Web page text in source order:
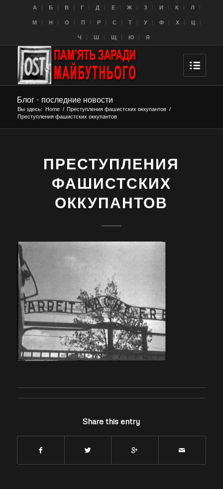
A Б В Г Д Е Ж З И К Л
M Н О П Р С Т У Ф Х Ц
Ч Ш Щ Ю Я
Блог - последние новости
Вы здесь: Home / Преступления фашистских оккупантов /
Преступления фашистских оккупантов
ПРЕСТУПЛЕНИЯ
ФАШИСТСКИХ
ОККУПАНТОВ
Share this entry